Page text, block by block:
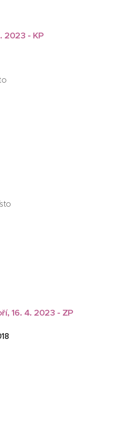
2023 - KP
16. 4. 2023 - ZP